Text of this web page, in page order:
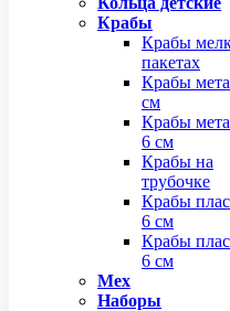
Крабы
Крабы
пакетах
Крабы
см
Крабы
6 см
Крабы на
трубочке
Крабы
6 см
Крабы
6 см
Мех
Наборы